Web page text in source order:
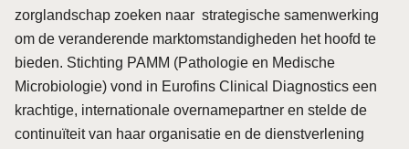
zorglandschap zoeken naar strategische samenwerking
om de veranderende marktomstandigheden het hoofd te
bieden. Stichting PAMM (Pathologie en Medische
Microbiologie) vond in Eurofins Clinical Diagnostics een
krachtige, internationale overnamepartner en stelde de
continuïteit van haar organisatie en de dienstverlening